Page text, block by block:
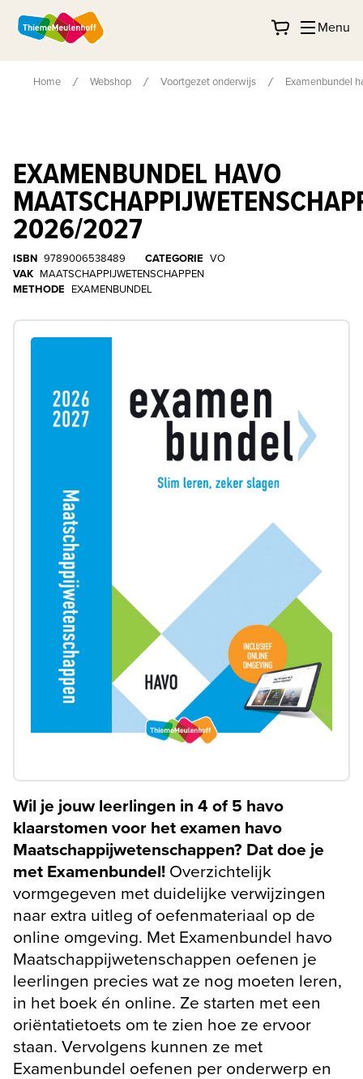
Menu
Home Webshop Voortgezet onderwijs Examenbundel
EXAMENBUNDEL HAVO
2026/2027
ISBN 9789006538489 CATEGORIE VO
VAK MAATSCHAPPIJWETENSCHAPPEN
METHODE EXAMENBUNDEL
Wil je jouw leerlingen in 4 of 5 havo
klaarstomen voor het examen havo
Maatschappijwetenschappen? Dat doe je
met Examenbundel!Overzichtelijk
vormgegeven met duidelijke verwijzingen
naar extra uitleg of oefenmateriaal op de
online omgeving. Met Examenbundel havo
Maatschappijwetenschappen oefenen je
leerlingen precies wat ze nog moeten leren,
in het boek én online. Ze starten met een
oriëntatietoets om te zien hoe ze ervoor
staan. Vervolgens kunnen ze met
Examenbundel oefenen per onderwerp en